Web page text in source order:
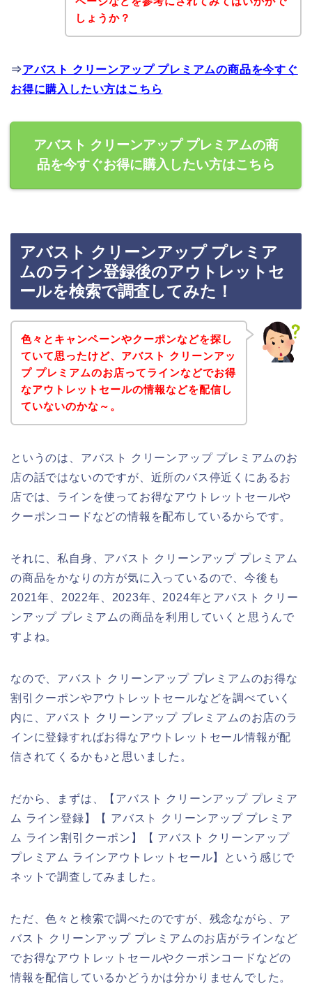
しょうか？
⇒アバスト クリーンアップ プレミアムの商品を今すぐ
お得に購入したい方はこちら
アバスト クリーンアップ プレミアムの商
品を今すぐお得に購入したい方はこちら
アバスト クリーンアップ プレミア
ムのライン登録後のアウトレットセ
ールを検索で調査してみた！
色々とキャンペーンやクーポンなどを探し
ていて思ったけど、アバスト クリーンアッ
プ プレミアムのお店ってラインなどでお得
なアウトレットセールの情報などを配信し
ていないのかな～。
というのは、アバスト クリーンアップ プレミアムのお
店の話ではないのですが、近所のバス停近くにあるお
店では、ラインを使ってお得なアウトレットセールや
クーポンコードなどの情報を配布しているからです。
それに、私自身、アバスト クリーンアップ プレミアム
の商品をかなりの方が気に入っているので、今後も
2021年、2022年、2023年、2024年とアバスト クリー
ンアップ プレミアムの商品を利用していくと思うんで
すよね。
なので、アバスト クリーンアップ プレミアムのお得な
割引クーポンやアウトレットセールなどを調べていく
内に、アバスト クリーンアップ プレミアムのお店のラ
インに登録すればお得なアウトレットセール情報が配
信されてくるかも♪と思いました。
だから、まずは、【アバスト クリーンアップ プレミア
ム ライン登録】【 アバスト クリーンアップ プレミア
ム ライン割引クーポン】【 アバスト クリーンアップ
プレミアム ラインアウトレットセール】という感じで
ネットで調査してみました。
ただ、色々と検索で調べたのですが、残念ながら、ア
バスト クリーンアップ プレミアムのお店がラインなど
でお得なアウトレットセールやクーポンコードなどの
情報を配信しているかどうかは分かりませんでした。